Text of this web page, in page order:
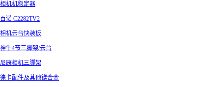
相机机稳定器
百诺 C2282TV2
相机云台快装板
神牛4节三脚架/云台
尼康相机三脚架
徕卡配件及其他镁合金